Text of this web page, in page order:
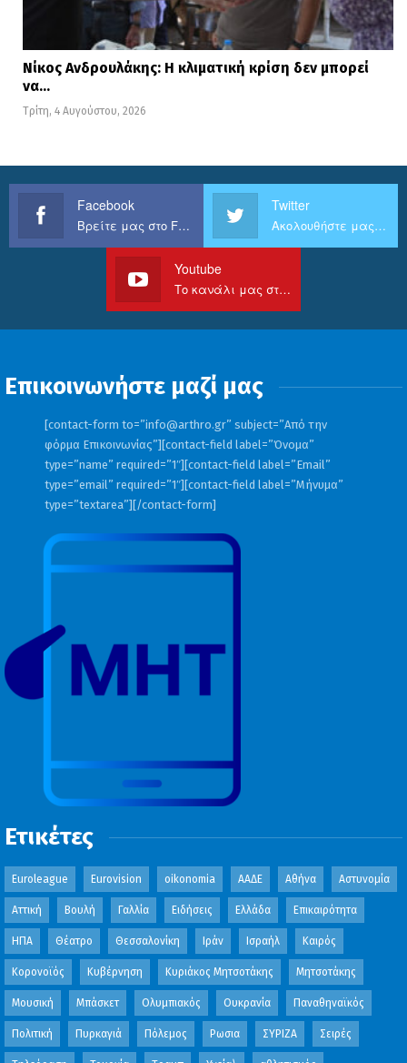
Νίκος Ανδρουλάκης: Η κλιματική κρίση δεν μπορεί
να…
Τρίτη, 4 Αυγούστου, 2026
Facebook
Βρείτε μας στο Facebook
Twitter
Ακολουθήστε μας στο Twitter
Youtube
Το κανάλι μας στο Youtube
Επικοινωνήστε μαζί μας
[contact-form to=”info@arthro.gr” subject=”Από την
φόρμα Επικοινωνίας”][contact-field label=”Όνομα”
type=”name” required=”1″][contact-field label=”Email”
type=”email” required=”1″][contact-field label=”Μήνυμα”
type=”textarea”][/contact-form]
Ετικέτες
Euroleague Eurovision oikonomia ΑΑΔΕ Αθήνα Αστυνομία
Αττική Βουλή Γαλλία Ειδήσεις Ελλάδα Επικαιρότητα
ΗΠΑ Θέατρο Θεσσαλονίκη Ιράν Ισραήλ Καιρός
Κορονοϊός Κυβέρνηση Κυριάκος Μητσοτάκης Μητσοτάκης
Μουσική Μπάσκετ Ολυμπιακός Ουκρανία Παναθηναϊκός
Πολιτική Πυρκαγιά Πόλεμος Ρωσια ΣΥΡΙΖΑ Σειρές